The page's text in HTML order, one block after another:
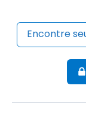
Encontre